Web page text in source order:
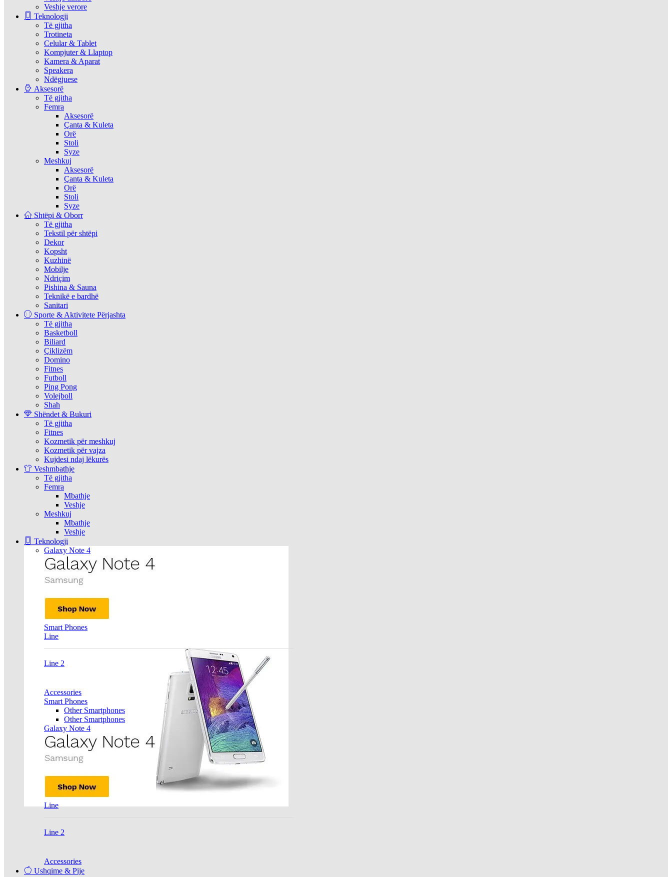
Veshje verore
Teknologji
Të gjitha
Trotineta
Celular & Tablet
Kompjuter & Llaptop
Kamera & Aparat
Speakera
Ndëgjuese
Aksesorë
Të gjitha
Femra
Aksesorë
Çanta & Kuleta
Orë
Stoli
Syze
Meshkuj
Aksesorë
Çanta & Kuleta
Orë
Stoli
Syze
Shtëpi & Oborr
Të gjitha
Tekstil për shtëpi
Dekor
Kopsht
Kuzhinë
Mobilje
Ndriçim
Pishina & Sauna
Teknikë e bardhë
Sanitari
Sporte & Aktivitete Përjashta
Të gjitha
Basketboll
Biliard
Çiklizëm
Domino
Fitnes
Futboll
Ping Pong
Volejboll
Shah
Shëndet & Bukuri
Të gjitha
Fitnes
Kozmetik për meshkuj
Kozmetik për vajza
Kujdesi ndaj lëkurës
Veshmbathje
Të gjitha
Femra
Mbathje
Veshje
Meshkuj
Mbathje
Veshje
Teknologji
Galaxy Note 4
Smart Phones
Line
Line 2
Accessories
Smart Phones
Other Smartphones
Other Smartphones
Galaxy Note 4
Line
Line 2
Accessories
Ushqime & Pije